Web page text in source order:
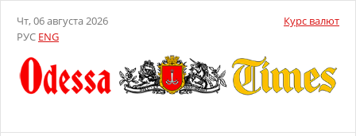
Чт, 06 августа 2026
РУС ENG
Курс валют